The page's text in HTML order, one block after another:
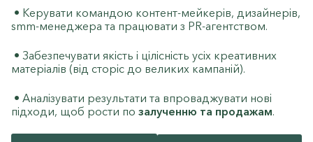
• Керувати командою контент-мейкерів, дизайнерів,
smm-менеджера та працювати з PR-агентством.
• Забезпечувати якість і цілісність усіх креативних
матеріалів (від сторіс до великих кампаній).
• Аналізувати результати та впроваджувати нові
підходи, щоб рости по залученню та продажам.